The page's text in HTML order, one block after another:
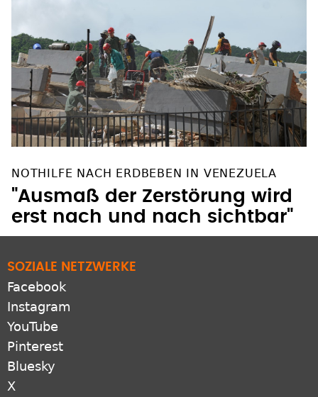
NOTHILFE NACH ERDBEBEN IN VENEZUELA
"Ausmaß der Zerstörung wird
erst nach und nach sichtbar"
SOZIALE NETZWERKE
Facebook
Instagram
YouTube
Pinterest
Bluesky
X